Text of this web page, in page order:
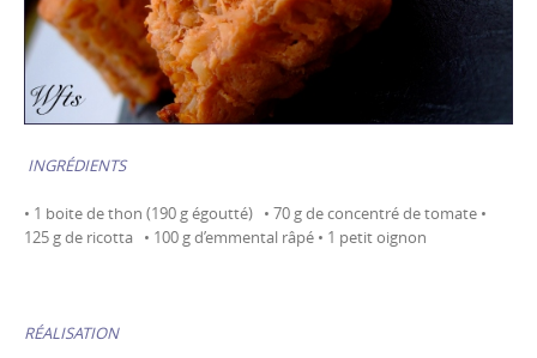
INGRÉDIENTS
• 1 boite de thon (190 g égoutté) • 70 g de concentré de tomate •
125 g de ricotta • 100 g d’emmental râpé • 1 petit oignon
RÉALISATION